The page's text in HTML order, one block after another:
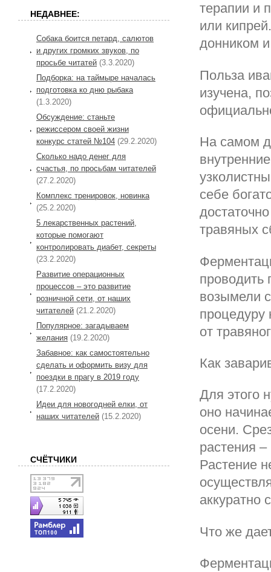
терапии и
или
донником
Польза
изучена,
На самом
себе
травяных
проводить
возымели
процедуру
от
Как
Для этого
оно
осени.
растения
Растение
аккуратно
Что же
НЕДАВНЕЕ:
Собака боится петард, салютов
и других громких звуков, по
просьбе читатей (3.3.2020)
Подборка: на таймыре началась
подготовка ко дню рыбака
(1.3.2020)
Обсуждение: станьте
режиссером своей жизни
конкурс статей №104 (29.2.2020)
Сколько надо денег для
счастья, по просьбам читателей
(27.2.2020)
Комплекс тренировок, новинка
(25.2.2020)
5 лекарственных растений,
которые помогают
контролировать диабет, секреты
(23.2.2020)
Развитие операционных
процессов – это развитие
розничной сети, от наших
читателей (21.2.2020)
Популярное: загадываем
желания (19.2.2020)
Забавное: как самостоятельно
сделать и оформить визу для
поездки в прагу в 2019 году
(17.2.2020)
Идеи для новогодней елки, от
наших читателей (15.2.2020)
СЧЁТЧИКИ